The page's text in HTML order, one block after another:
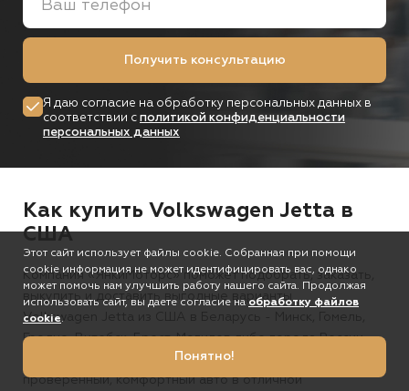
Получить консультацию
Я даю согласие на обработку персональных данных в
соответствии с политикой конфиденциальности
персональных данных
Как купить Volkswagen Jetta в
США
Компания «ЯнкиМоторс» поможет подобрать, заказать,
выкупить и доставить выгодные варианты
Volkswagen Jetta из США в Беларусь - Минск, Гомель,
Гродно, Витебск, Брест, Могилев либо города России
"под ключ". С нами Вы получите надежный,
проверенный, комфортный авто в отличной
Этот сайт использует файлы cookie. Собранная при помощи
cookie информация не может идентифицировать вас, однако
может помочь нам улучшить работу нашего сайта. Продолжая
использовать сайт, вы даете согласие на обработку файлов
cookie.
Понятно!